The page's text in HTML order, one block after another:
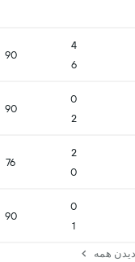
4
6
90
0
2
90
2
0
76
0
1
90
همه